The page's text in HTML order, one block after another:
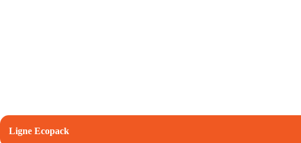
Ligne Ecopack